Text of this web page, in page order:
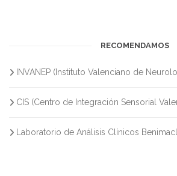
RECOMENDAMOS
INVANEP (Instituto Valenciano de
CIS (Centro de Integración Sensorial
Laboratorio de Análisis Clínicos